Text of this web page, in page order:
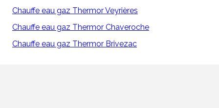
Chauffe eau gaz Thermor Veyrières
Chauffe eau gaz Thermor Chaveroche
Chauffe eau gaz Thermor Brivezac